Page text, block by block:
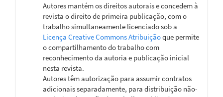
Autores mantém os direitos autorais e concedem à
revista o direito de primeira publicação, com o
trabalho simultaneamente licenciado sob a
Licença Creative Commons Atribuiçãoque permite
o compartilhamento do trabalho com
reconhecimento da autoria e publicação inicial
nesta revista.
Autores têm autorização para assumir contratos
adicionais separadamente, para distribuição não-